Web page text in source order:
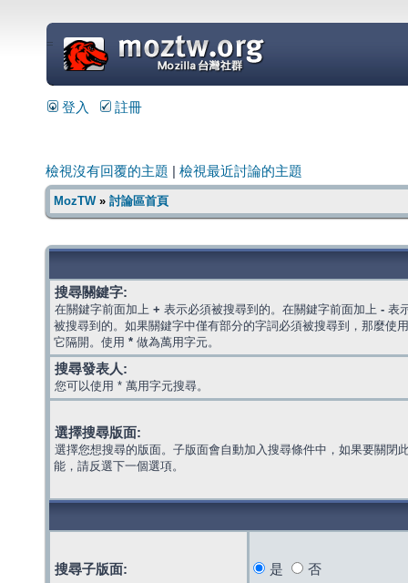
=
登入 註冊
檢視沒有回覆的主題 檢視最近討論的主題
MozTW» 討論區首頁
搜尋關鍵字:
在關鍵字前面加上 + 表示必須被搜尋到的。在關鍵字前面加上 - 表
被搜尋到的。如果關鍵字中僅有部分的字詞必須被搜尋到，那麼使
它隔開。使用 * 做為萬用字元。
搜尋發表人:
您可以使用 * 萬用字元搜尋。
選擇搜尋版面:
選擇您想搜尋的版面。子版面會自動加入搜尋條件中，如果要關閉
能，請反選下一個選項。
搜尋子版面: 是 否